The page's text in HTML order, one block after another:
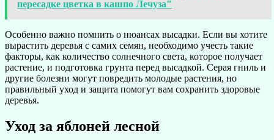
пересадке цветка в кашпо Лечуза"
Особенно важно помнить о нюансах высадки. Если вы хотите
вырастить деревья с самих семян, необходимо учесть такие
факторы, как количество солнечного света, которое получает
растение, и подготовка грунта перед высадкой. Серая гниль и
другие болезни могут повредить молодые растения, но
правильный уход и защита помогут вам сохранить здоровые
деревья.
Уход за яблоней лесной